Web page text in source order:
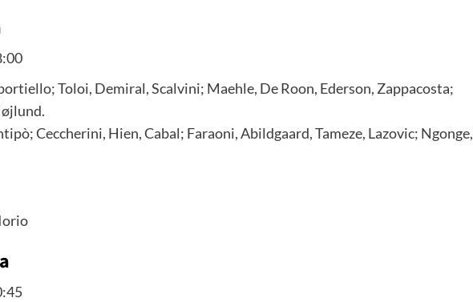
Toloi, Demiral, Scalvini; Maehle, De Roon, Ederson, Zappacosta;
Ceccherini, Hien, Cabal; Faraoni, Abildgaard, Tameze, Lazovic; Ngonge,